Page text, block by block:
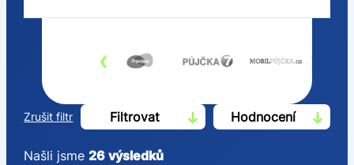
‹ ›
Zrušit filtr Filtrovat Hodnocení
Našli jsme26 výsledků